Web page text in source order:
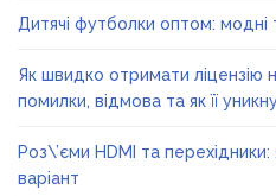
Дитячі футболки оптом: модні
Як швидко отримати ліцензію
помилки, відмова та як її
Роз\’єми HDMI та
варіант